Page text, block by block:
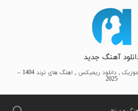
آهنگ جدید
دانلود آهنگ جدید , دانلود موزیک , دانلود ریمیکس , اهنگ های ترند 1404 –
2025